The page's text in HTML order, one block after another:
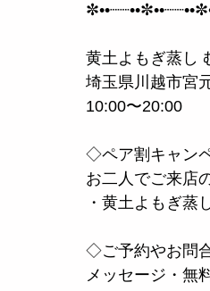
黄土よもぎ蒸し
埼玉県川越市宮
10:00〜20:00
◇ペア割キャン
お二人でご来店
・黄土よもぎ蒸
◇ご予約やお問
メッセージ・無